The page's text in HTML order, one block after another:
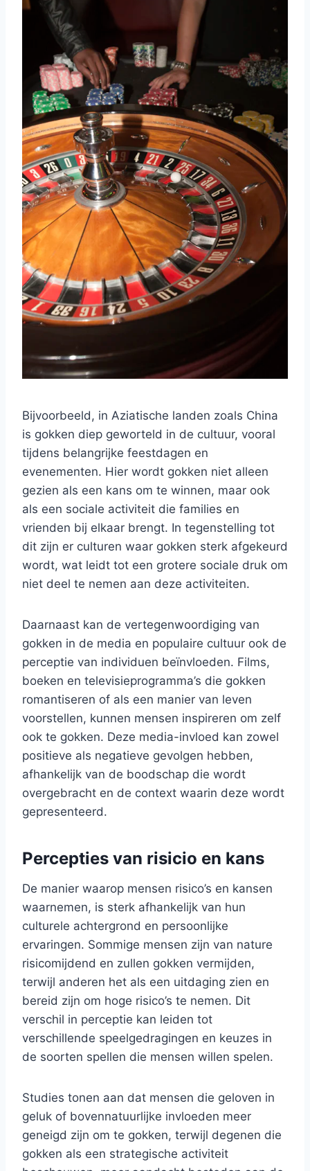
Bijvoorbeeld, in Aziatische landen zoals China
is gokken diep geworteld in de cultuur, vooral
tijdens belangrijke feestdagen en
evenementen. Hier wordt gokken niet alleen
gezien als een kans om te winnen, maar ook
als een sociale activiteit die families en
vrienden bij elkaar brengt. In tegenstelling tot
dit zijn er culturen waar gokken sterk afgekeurd
wordt, wat leidt tot een grotere sociale druk om
niet deel te nemen aan deze activiteiten.
Daarnaast kan de vertegenwoordiging van
gokken in de media en populaire cultuur ook de
perceptie van individuen beïnvloeden. Films,
boeken en televisieprogramma’s die gokken
romantiseren of als een manier van leven
voorstellen, kunnen mensen inspireren om zelf
ook te gokken. Deze media-invloed kan zowel
positieve als negatieve gevolgen hebben,
afhankelijk van de boodschap die wordt
overgebracht en de context waarin deze wordt
gepresenteerd.
Percepties van risicio en kans
De manier waarop mensen risico’s en kansen
waarnemen, is sterk afhankelijk van hun
culturele achtergrond en persoonlijke
ervaringen. Sommige mensen zijn van nature
risicomijdend en zullen gokken vermijden,
terwijl anderen het als een uitdaging zien en
bereid zijn om hoge risico’s te nemen. Dit
verschil in perceptie kan leiden tot
verschillende speelgedragingen en keuzes in
de soorten spellen die mensen willen spelen.
Studies tonen aan dat mensen die geloven in
geluk of bovennatuurlijke invloeden meer
geneigd zijn om te gokken, terwijl degenen die
gokken als een strategische activiteit